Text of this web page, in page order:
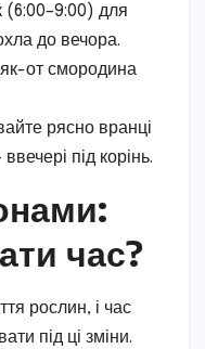
(6:00–9:00) для
до вечора.
як-от смородина
рясно вранці
під корінь.
час?
рослин, і час
під ці зміни.